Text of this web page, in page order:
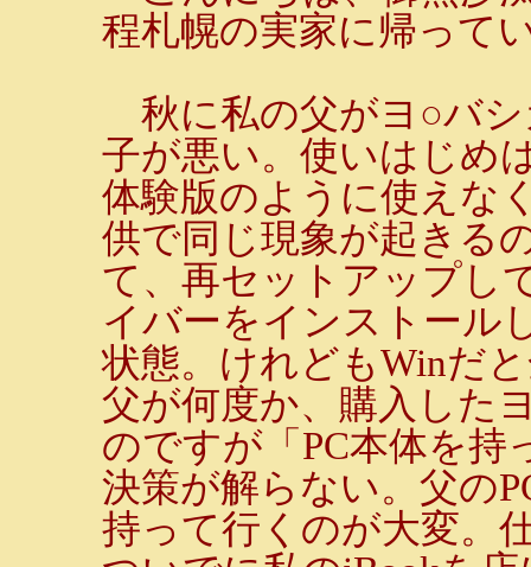
程札幌の実家に帰って
秋に私の父がヨ○バシ
子が悪い。使いはじめ
体験版のように使えな
供で同じ現象が起きる
て、再セットアップし
イバーをインストール
状態。けれどもWinだ
父が何度か、購入した
のですが「PC本体を持
決策が解らない。父の
持って行くのが大変。